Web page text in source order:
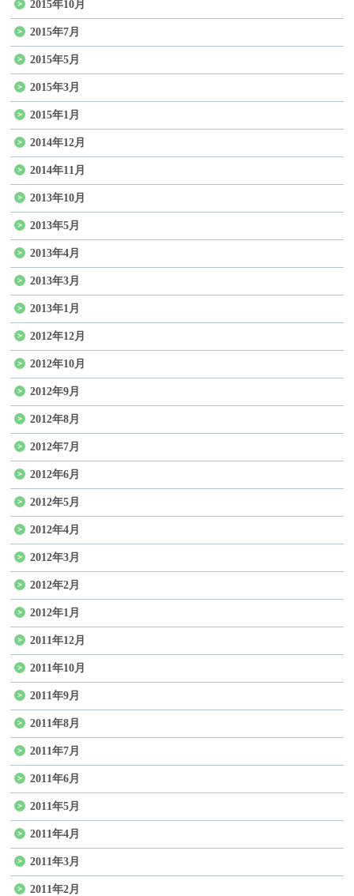
2015年10月
2015年7月
2015年5月
2015年3月
2015年1月
2014年12月
2014年11月
2013年10月
2013年5月
2013年4月
2013年3月
2013年1月
2012年12月
2012年10月
2012年9月
2012年8月
2012年7月
2012年6月
2012年5月
2012年4月
2012年3月
2012年2月
2012年1月
2011年12月
2011年10月
2011年9月
2011年8月
2011年7月
2011年6月
2011年5月
2011年4月
2011年3月
2011年2月